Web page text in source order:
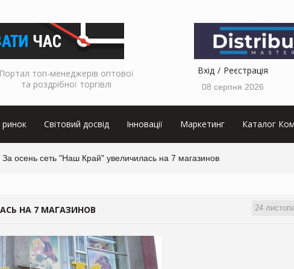
Портал топ-менеджерів оптової
та роздрібної торгівлі
Вхід Реєстрація
08 серпня 2026
Світовий досвід Інновації Маркетинг Каталог
За осень сеть "Наш Край" увеличилась на 7 магазинов
24
НА 7 МАГАЗИНОВ